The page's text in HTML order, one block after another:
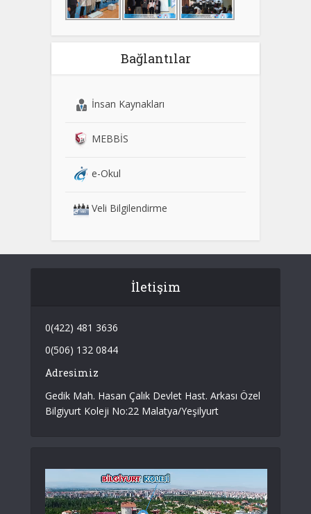
Bağlantılar
İnsan Kaynakları
MEBBİS
e-Okul
Veli Bilgilendirme
İletişim
0(422) 481 3636
0(506) 132 0844
Adresimiz
Gedik Mah. Hasan Çalık Devlet Hast. Arkası Özel
Bilgiyurt Koleji No:22 Malatya/Yeşilyurt